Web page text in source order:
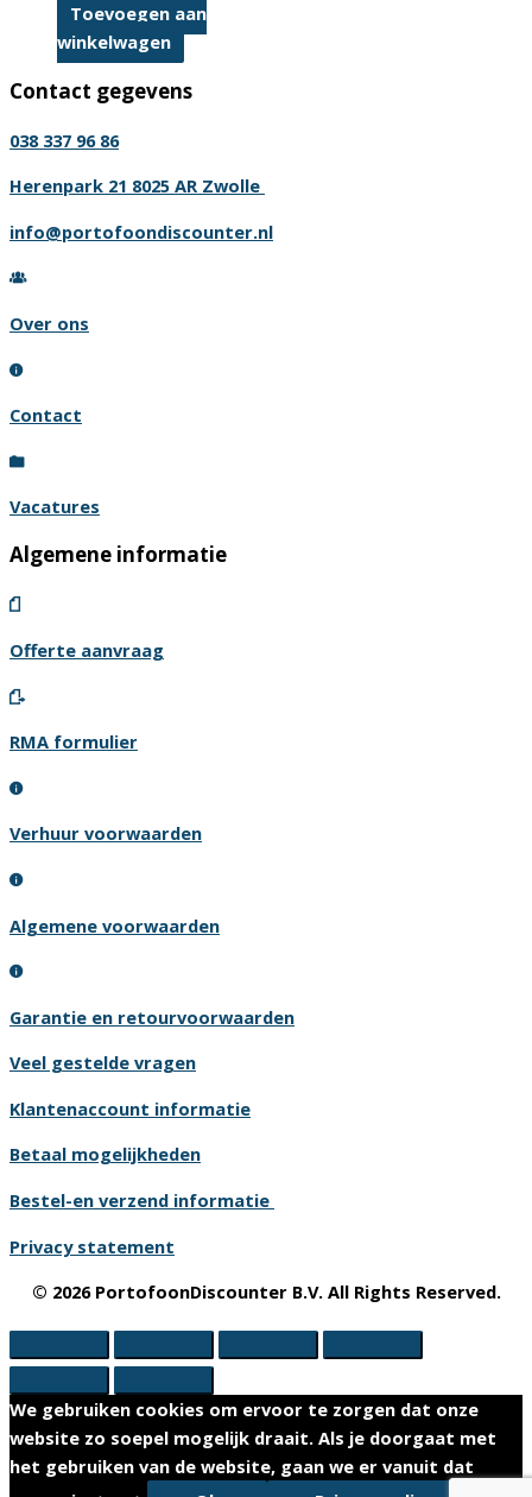
Toevoegen aan
winkelwagen
Contact gegevens
038 337 96 86
Herenpark 21 8025 AR Zwolle
info@portofoondiscounter.nl
Over ons
Contact
Vacatures
Algemene informatie
Offerte aanvraag
RMA formulier
Verhuur voorwaarden
Algemene voorwaarden
Garantie en retourvoorwaarden
Veel gestelde vragen
Klantenaccount informatie
Betaal mogelijkheden
Bestel-en verzend informatie
Privacy statement
© 2026 PortofoonDiscounter B.V. All Rights Reserved.
We gebruiken cookies om ervoor te zorgen dat onze
website zo soepel mogelijk draait. Als je doorgaat met
het gebruiken van de website, gaan we er vanuit dat